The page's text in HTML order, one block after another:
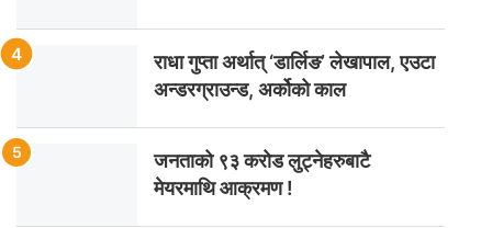
राधा गुप्ता अर्थात् ‘डार्लिङ’ लेखापाल, एउटा
अन्डरग्राउन्ड, अर्कोको काल
जनताको ९३ करोड लुट्नेहरुबाटै
मेयरमाथि आक्रमण !